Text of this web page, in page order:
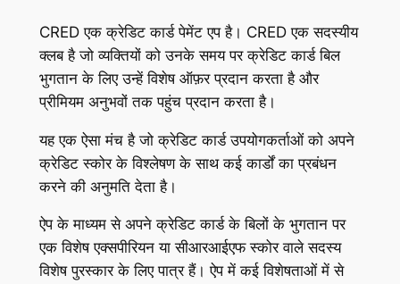
CRED एक क्रेडिट कार्ड पेमेंट एप है। CRED एक सदस्यीय
क्लब है जो व्यक्तियों को उनके समय पर क्रेडिट कार्ड बिल
भुगतान के लिए उन्हें विशेष ऑफ़र प्रदान करता है और
प्रीमियम अनुभवों तक पहुंच प्रदान करता है।
यह एक ऐसा मंच है जो क्रेडिट कार्ड उपयोगकर्ताओं को अपने
क्रेडिट स्कोर के विश्लेषण के साथ कई कार्डों का प्रबंधन
करने की अनुमति देता है।
ऐप के माध्यम से अपने क्रेडिट कार्ड के बिलों के भुगतान पर
एक विशेष एक्सपीरियन या सीआरआईएफ स्कोर वाले सदस्य
विशेष पुरस्कार के लिए पात्र हैं। ऐप में कई विशेषताओं में से